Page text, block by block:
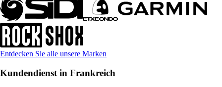
Entdecken Sie alle unsere Marken
Kundendienst in Frankreich